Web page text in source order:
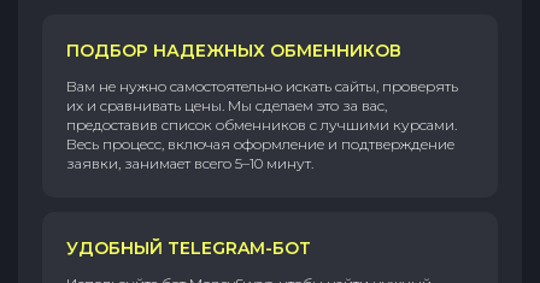
ПОДБОР НАДЕЖНЫХ ОБМЕННИКОВ
Вам не нужно самостоятельно искать сайты, проверять
их и сравнивать цены. Мы сделаем это за вас,
предоставив список обменников с лучшими курсами.
Весь процесс, включая оформление и подтверждение
заявки, занимает всего 5–10 минут.
УДОБНЫЙ TELEGRAM-БОТ